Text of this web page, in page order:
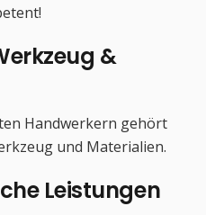
&
Handwerkern gehört
und Materialien.
Leistungen